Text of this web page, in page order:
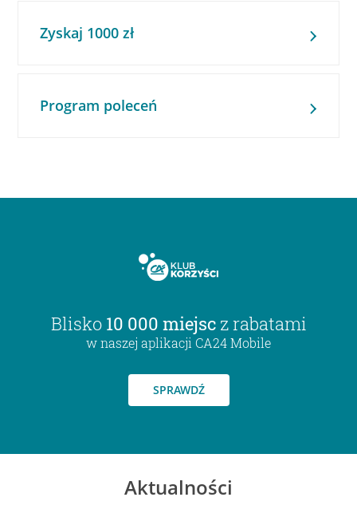
Zyskaj 1000 zł
Program poleceń
Blisko 10 000 miejsc z rabatami
w naszej aplikacji CA24 Mobile
SPRAWDŹ
Aktualności